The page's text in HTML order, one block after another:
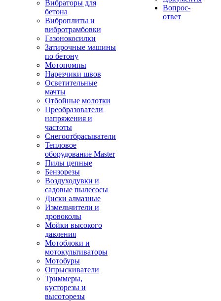
Вибраторы для
бетона
Виброплиты и
вибротрамбовки
Газонокосилки
Затирочные машины
по бетону
Мотопомпы
Нарезчики швов
Осветительные
мачты
Отбойные молотки
Преобразователи
напряжения и
частоты
Снегоотбрасыватели
Тепловое
оборудование Master
Пилы цепные
Бензорезы
Воздуходувки и
садовые пылесосы
Диски алмазные
Измельчители и
дровоколы
Мойки высокого
давления
Мотоблоки и
мотокультиваторы
Мотобуры
Опрыскиватели
Триммеры,
кусторезы и
высоторезы
Вопрос-
ответ